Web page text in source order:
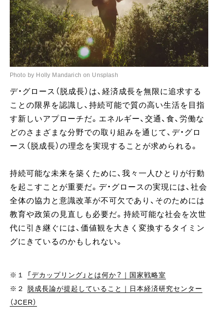
Photo by Holly Mandarich on Unsplash
デ・グロース（脱成長）は、経済成長を無限に追求する
ことの限界を認識し、持続可能で質の高い生活を目指
す新しいアプローチだ。エネルギー、交通、食、労働な
どのさまざまな分野での取り組みを通じて、デ・グロ
ース（脱成長）の理念を実現することが求められる。
持続可能な未来を築くために、我々一人ひとりが行動
を起こすことが重要だ。デ・グロースの実現には、社会
全体の協力と意識改革が不可欠であり、そのためには
教育や政策の見直しも必要だ。持続可能な社会を次世
代に引き継ぐには、価値観を大きく変換するタイミン
グにきているのかもしれない。
※１
「デカップリング」とは何か？｜国家戦略室
※２ 脱成長論が提起していること｜日本経済研究センター
（JCER）